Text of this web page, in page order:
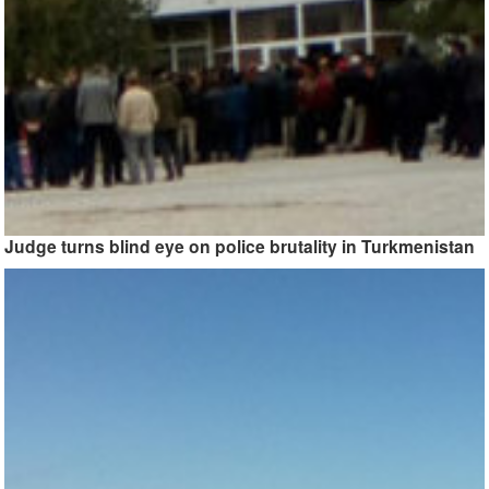
Judge turns blind eye on police brutality in Turkmenistan